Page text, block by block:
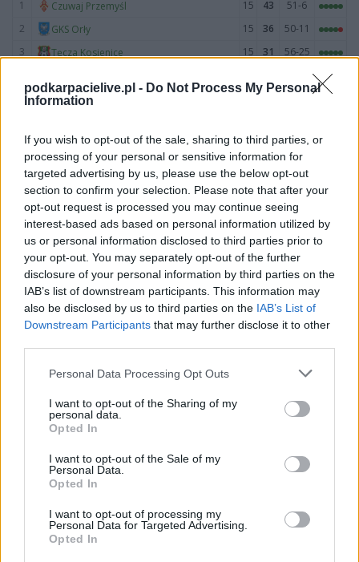
podkarpacielive.pl - Do Not Process My Personal
Information
If you wish to opt-out of the sale, sharing to third parties, or
processing of your personal or sensitive information for
targeted advertising by us, please use the below opt-out
section to confirm your selection. Please note that after your
opt-out request is processed you may continue seeing
interest-based ads based on personal information utilized by
us or personal information disclosed to third parties prior to
your opt-out. You may separately opt-out of the further
disclosure of your personal information by third parties on the
IAB’s list of downstream participants. This information may
also be disclosed by us to third parties on the IAB’s List of
Downstream Participants that may further disclose it to other
Please note that this website/app uses one or more Google
not limited to your visit or usage behaviour. You may click to
grant or deny consent to Google and its third-party tags to
use your data for below specified purposes in below Google
consent section.
Personal Data Processing Opt Outs
I want to opt-out of the Sharing of my
personal data.
Opted In
I want to opt-out of the Sale of my
Personal Data.
Opted In
I want to opt-out of processing my
Personal Data for Targeted Advertising.
Opted In
1 Czuwaj Przemyśl 15 43
51-6
2
GKS Orły 15 36
50-11
3
Tęcza Kosienice 15 31
56-25
Granica Stubno
Korona Trójczyce 15 24
35-20
Unia Fredropol 15
29-31
9
Cresovia Kalników 15 21
28-21
10
LKS Batycze 15 21
31-35
11
San Hureczko 15 20
20-34
12
LKS Nakło 15 20
39-25
13
Gwiazda Maćkowice 15 20
14
Wiar Krówniki 15 13
30-37
15
Żurawianka Żurawica 15 5
20-51
mecze,Pktpunkty · zwycięstwo remis porażka
Korona Trójczyce - mecze rozegrane na wyjeździe
Czuwaj Przemyśl
68-19
GKS Orły
Tęcza Kosienice
40-27
Cresovia Kalników 15